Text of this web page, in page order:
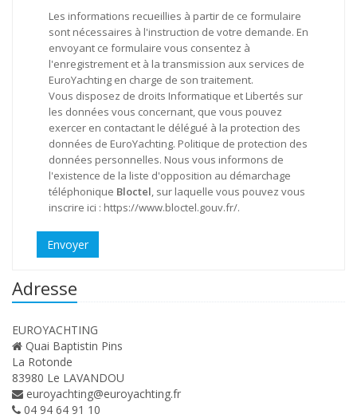
Les informations recueillies à partir de ce formulaire
sont nécessaires à l'instruction de votre demande. En
envoyant ce formulaire vous consentez à
l'enregistrement et à la transmission aux services de
EuroYachting en charge de son traitement.
Vous disposez de droits Informatique et Libertés sur
les données vous concernant, que vous pouvez
exercer en contactant le délégué à la protection des
données de EuroYachting. Politique de protection des
données personnelles. Nous vous informons de
l'existence de la liste d'opposition au démarchage
téléphonique Bloctel, sur laquelle vous pouvez vous
inscrire ici : https://www.bloctel.gouv.fr/.
Envoyer
Adresse
EUROYACHTING
Quai Baptistin Pins
La Rotonde
83980 Le LAVANDOU
euroyachting@euroyachting.fr
04 94 64 91 10